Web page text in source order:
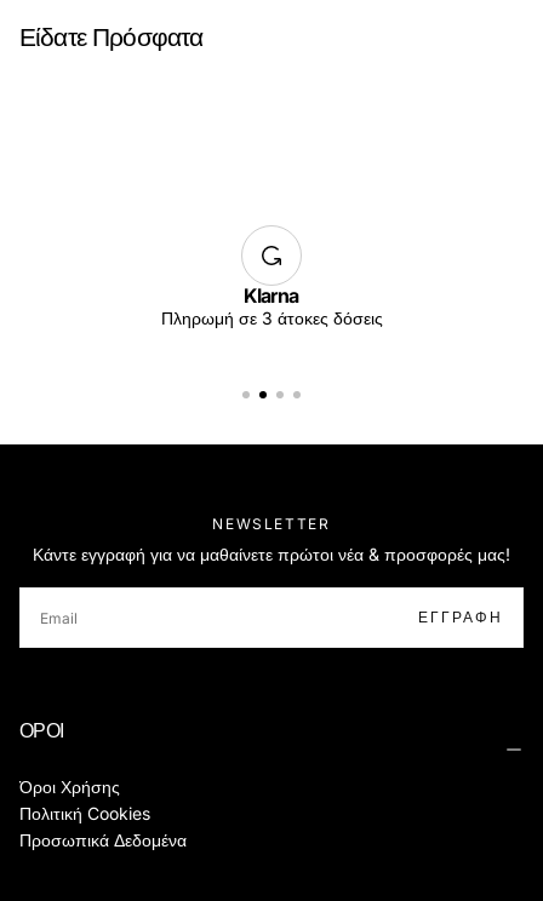
Είδατε Πρόσφατα
Klarna
Πληρωμή σε 3 άτοκες δόσεις
NEWSLETTER
Κάντε εγγραφή για να μαθαίνετε πρώτοι νέα & προσφορές μας!
ΕΓΓΡΑΦΉ
ΟΡΟΙ
Όροι Χρήσης
Πολιτική Cookies
Προσωπικά Δεδομένα